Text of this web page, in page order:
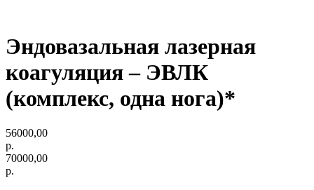
Эндовазальная лазерная
коагуляция – ЭВЛК
(комплекс, одна нога)*
56000,00
р.
70000,00
р.